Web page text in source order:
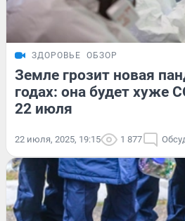
ЗДОРОВЬЕ ОБЗОР
Земле грозит новая
годах: она будет хуже
22 июля
22 июля, 2025, 19:15 1 877